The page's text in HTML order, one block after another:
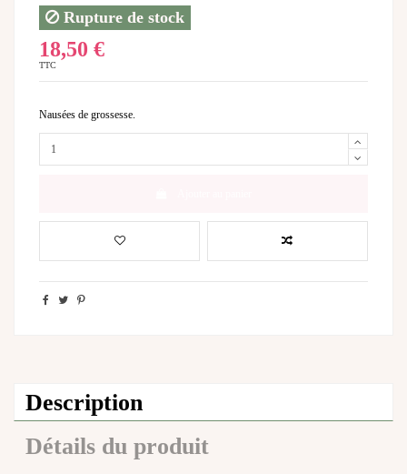
Rupture de stock
18,50 €
TTC
Nausées de grossesse.
Description
Détails du produit